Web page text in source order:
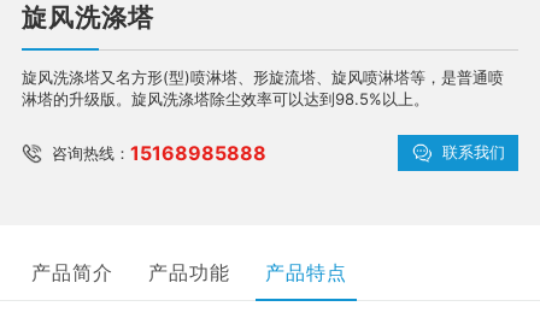
旋风洗涤塔
旋风洗涤塔又名方形(型)喷淋塔、形旋流塔、旋风喷淋塔等，是普通喷
淋塔的升级版。旋风洗涤塔除尘效率可以达到98.5%以上。
咨询热线： 15168985888 联系我们
产品简介 产品功能 产品特点